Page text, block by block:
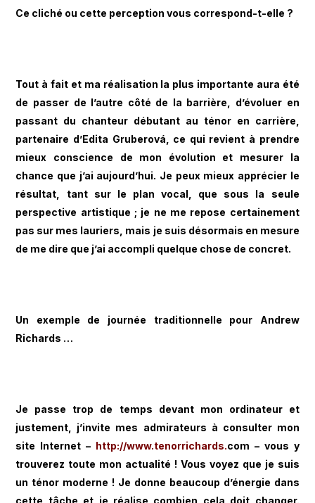
Ce cliché ou cette perception vous correspond-t-elle ?
Tout à fait et ma réalisation la plus importante aura été
de passer de l’autre côté de la barrière, d’évoluer en
passant du chanteur débutant au ténor en carrière,
partenaire d’Edita Gruberová, ce qui revient à prendre
mieux conscience de mon évolution et mesurer la
chance que j’ai aujourd’hui. Je peux mieux apprécier le
résultat, tant sur le plan vocal, que sous la seule
perspective artistique ; je ne me repose certainement
pas sur mes lauriers, mais je suis désormais en mesure
de me dire que j’ai accompli quelque chose de concret.
Un exemple de journée traditionnelle pour Andrew
Richards …
Je passe trop de temps devant mon ordinateur et
justement, j’invite mes admirateurs à consulter mon
site Internet – http://www.tenorrichards.com – vous y
trouverez toute mon actualité ! Vous voyez que je suis
un ténor moderne ! Je donne beaucoup d’énergie dans
cette tâche et je réalise combien cela doit changer.